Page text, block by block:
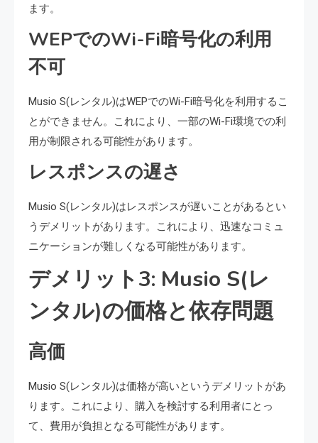
ます。
WEPでのWi-Fi暗号化の利用
不可
Musio S(レンタル)はWEPでのWi-Fi暗号化を利用するこ
とができません。これにより、一部のWi-Fi環境での利
用が制限される可能性があります。
レスポンスの遅さ
Musio S(レンタル)はレスポンスが遅いことがあるとい
うデメリットがあります。これにより、迅速なコミュ
ニケーションが難しくなる可能性があります。
デメリット3: Musio S(レ
ンタル)の価格と依存問題
高価
Musio S(レンタル)は価格が高いというデメリットがあ
ります。これにより、購入を検討する利用者にとっ
て、費用が負担となる可能性があります。